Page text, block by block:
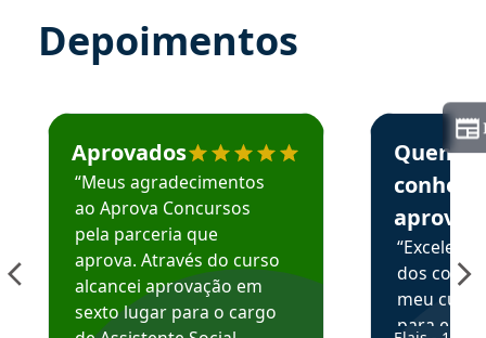
Depoimentos
Estudante José recomenda o Aprova Concursos em
Aprovados
“Meus agradecimentos
ao Aprova Concursos
pela parceria que
aprova. Através do curso
alcancei aprovação em
sexto lugar para o cargo
Estudante
Quem
aprova
dos
meu
para